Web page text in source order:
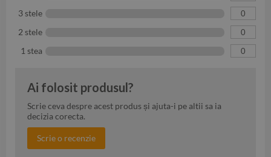
3 stele 0
2 stele 0
1 stea 0
Ai folosit produsul?
Scrie ceva despre acest produs și ajuta-i pe altii sa ia
decizia corecta.
Scrie o recenzie